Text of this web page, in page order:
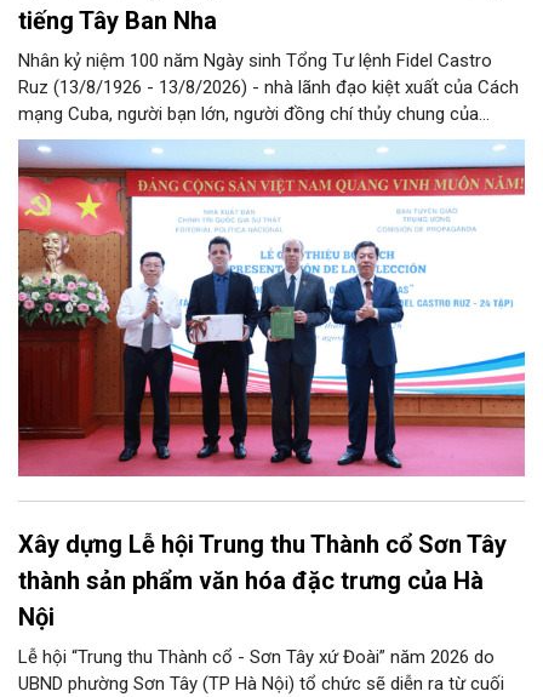
tiếng Tây Ban Nha
Nhân kỷ niệm 100 năm Ngày sinh Tổng Tư lệnh Fidel Castro
Ruz (13/8/1926 - 13/8/2026) - nhà lãnh đạo kiệt xuất của Cách
mạng Cuba, người bạn lớn, người đồng chí thủy chung của
Đảng, Nhà nước và nhân dân Việt Nam, chiều 5/8, tại Hà Nội,
Nhà xuất bản Chính trị quốc gia Sự thật phối hợp với Ban Tuyên
giáo Trung ương tổ chức Lễ giới thiệu bộ sách “Tuyển tập các
tác phẩm chọn lọc của Tổng Tư lệnh Fidel Castro Ruz” gồm 24
tập bằng tiếng Tây Ban Nha.
Xây dựng Lễ hội Trung thu Thành cổ Sơn Tây
thành sản phẩm văn hóa đặc trưng của Hà
Nội
Lễ hội “Trung thu Thành cổ - Sơn Tây xứ Đoài” năm 2026 do
UBND phường Sơn Tây (TP Hà Nội) tổ chức sẽ diễn ra từ cuối